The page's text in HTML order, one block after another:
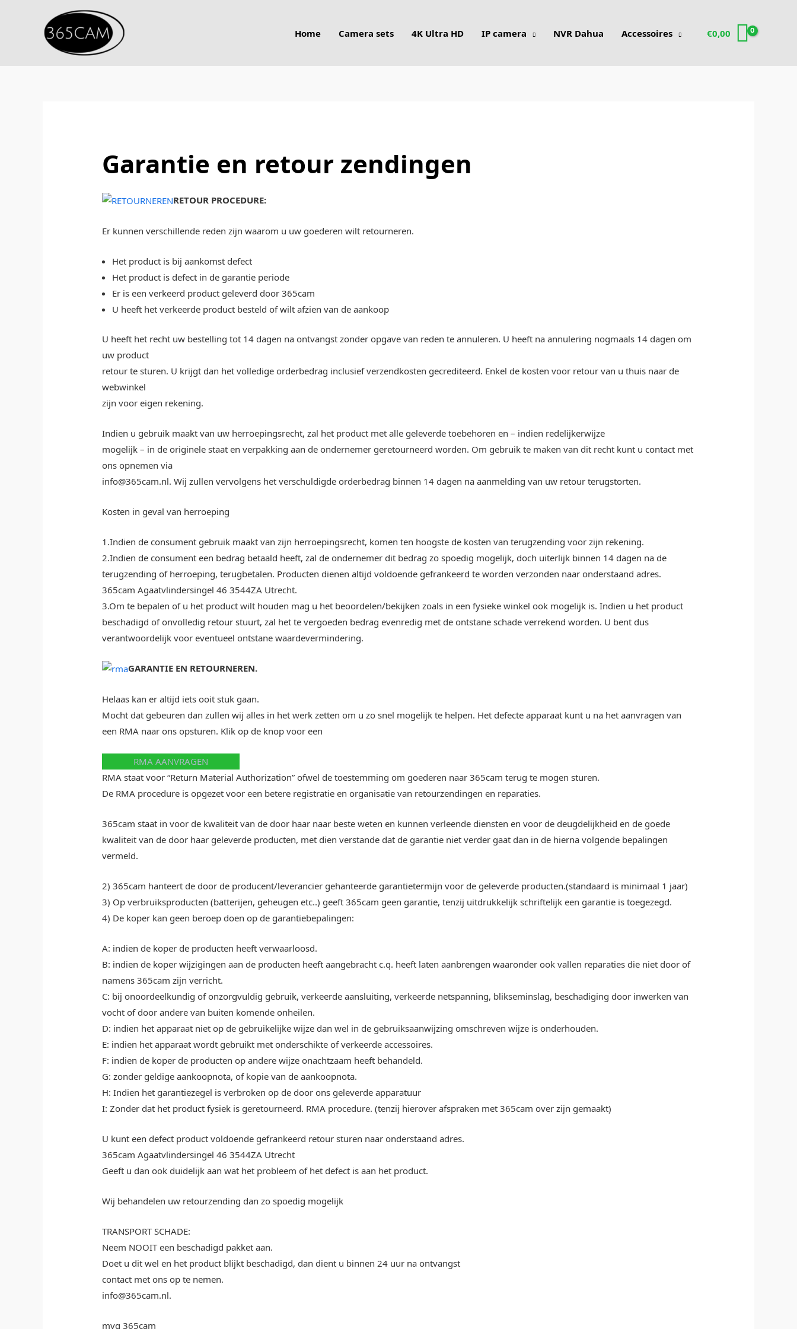
Home Camera sets 4K Ultra HD IP camera NVR Dahua Accessoires €0,00
Garantie en retour zendingen
RETOUR PROCEDURE:
Er kunnen verschillende reden zijn waarom u uw goederen wilt retourneren.
Het product is bij aankomst defect
Het product is defect in de garantie periode
Er is een verkeerd product geleverd door 365cam
U heeft het verkeerde product besteld of wilt afzien van de aankoop
U heeft het recht uw bestelling tot 14 dagen na ontvangst zonder opgave van reden te annuleren. U heeft na annulering nogmaals 14 dagen om
uw product
retour te sturen. U krijgt dan het volledige orderbedrag inclusief verzendkosten gecrediteerd. Enkel de kosten voor retour van u thuis naar de
webwinkel
zijn voor eigen rekening.
Indien u gebruik maakt van uw herroepingsrecht, zal het product met alle geleverde toebehoren en – indien redelijkerwijze
mogelijk – in de originele staat en verpakking aan de ondernemer geretourneerd worden. Om gebruik te maken van dit recht kunt u contact met
ons opnemen via
info@365cam.nl. Wij zullen vervolgens het verschuldigde orderbedrag binnen 14 dagen na aanmelding van uw retour terugstorten.
Kosten in geval van herroeping
1.Indien de consument gebruik maakt van zijn herroepingsrecht, komen ten hoogste de kosten van terugzending voor zijn rekening.
2.Indien de consument een bedrag betaald heeft, zal de ondernemer dit bedrag zo spoedig mogelijk, doch uiterlijk binnen 14 dagen na de
terugzending of herroeping, terugbetalen. Producten dienen altijd voldoende gefrankeerd te worden verzonden naar onderstaand adres.
365cam Agaatvlindersingel 46 3544ZA Utrecht.
3.Om te bepalen of u het product wilt houden mag u het beoordelen/bekijken zoals in een fysieke winkel ook mogelijk is. Indien u het product
beschadigd of onvolledig retour stuurt, zal het te vergoeden bedrag evenredig met de ontstane schade verrekend worden. U bent dus
verantwoordelijk voor eventueel ontstane waardevermindering.
GARANTIE EN RETOURNEREN.
Helaas kan er altijd iets ooit stuk gaan.
Mocht dat gebeuren dan zullen wij alles in het werk zetten om u zo snel mogelijk te helpen. Het defecte apparaat kunt u na het aanvragen van
een RMA naar ons opsturen. Klik op de knop voor een
RMA AANVRAGEN
RMA staat voor “Return Material Authorization” ofwel de toestemming om goederen naar 365cam terug te mogen sturen.
De RMA procedure is opgezet voor een betere registratie en organisatie van retourzendingen en reparaties.
365cam staat in voor de kwaliteit van de door haar naar beste weten en kunnen verleende diensten en voor de deugdelijkheid en de goede
kwaliteit van de door haar geleverde producten, met dien verstande dat de garantie niet verder gaat dan in de hierna volgende bepalingen
vermeld.
2) 365cam hanteert de door de producent/leverancier gehanteerde garantietermijn voor de geleverde producten.(standaard is minimaal 1 jaar)
3) Op verbruiksproducten (batterijen, geheugen etc..) geeft 365cam geen garantie, tenzij uitdrukkelijk schriftelijk een garantie is toegezegd.
4) De koper kan geen beroep doen op de garantiebepalingen:
A: indien de koper de producten heeft verwaarloosd.
B: indien de koper wijzigingen aan de producten heeft aangebracht c.q. heeft laten aanbrengen waaronder ook vallen reparaties die niet door of
namens 365cam zijn verricht.
C: bij onoordeelkundig of onzorgvuldig gebruik, verkeerde aansluiting, verkeerde netspanning, blikseminslag, beschadiging door inwerken van
vocht of door andere van buiten komende onheilen.
D: indien het apparaat niet op de gebruikelijke wijze dan wel in de gebruiksaanwijzing omschreven wijze is onderhouden.
E: indien het apparaat wordt gebruikt met onderschikte of verkeerde accessoires.
F: indien de koper de producten op andere wijze onachtzaam heeft behandeld.
G: zonder geldige aankoopnota, of kopie van de aankoopnota.
H: Indien het garantiezegel is verbroken op de door ons geleverde apparatuur
I: Zonder dat het product fysiek is geretourneerd. RMA procedure. (tenzij hierover afspraken met 365cam over zijn gemaakt)
U kunt een defect product voldoende gefrankeerd retour sturen naar onderstaand adres.
365cam Agaatvlindersingel 46 3544ZA Utrecht
Geeft u dan ook duidelijk aan wat het probleem of het defect is aan het product.
Wij behandelen uw retourzending dan zo spoedig mogelijk
TRANSPORT SCHADE:
Neem NOOIT een beschadigd pakket aan.
Doet u dit wel en het product blijkt beschadigd, dan dient u binnen 24 uur na ontvangst
contact met ons op te nemen.
info@365cam.nl.
mvg 365cam